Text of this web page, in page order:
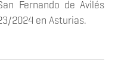
Fernando de Avilés
2024 en Asturias.